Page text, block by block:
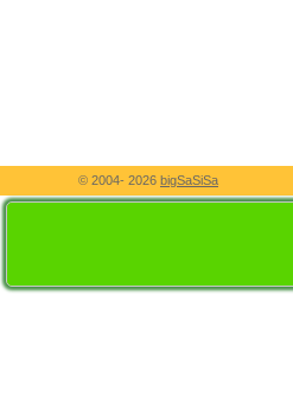
© 2004- 2026 bigSaSiSa